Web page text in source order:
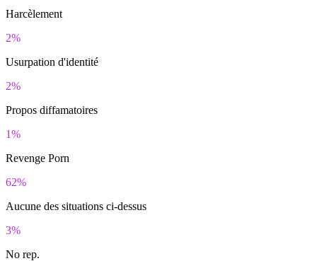
Harcèlement
2%
Usurpation d'identité
2%
Propos diffamatoires
1%
Revenge Porn
62%
Aucune des situations ci-dessus
3%
No rep.